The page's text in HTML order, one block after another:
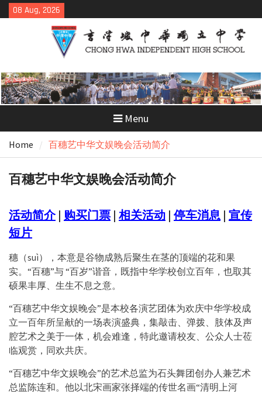
Skip
to
08 Aug, 2026
Menu
Home 百穗艺中华文娱晚会活动简介
百穗艺中华文娱晚会活动简介
活动简介| 购买门票 | 相关活动 | 停车消息 | 宣传
短片
穗（suì），本意是谷物成熟后聚生在茎的顶端的花和果
实。“百穗”与 “百岁”谐音，既指中华学校创立百年，也取其
硕果丰厚、生生不息之意。
“百穗艺中华文娱晚会”是本校各演艺团体为欢庆中华学校成
立一百年所呈献的一场表演盛典，集敲击、弹拨、肢体及声
腔艺术之美于一体，机会难逢，特此邀请校友、公众人士莅
临观赏，同欢共庆。
“百穗艺中华文娱晚会”的艺术总监为石头舞团创办人兼艺术
总监陈连和。他以北宋画家张择端的传世名画“清明上河